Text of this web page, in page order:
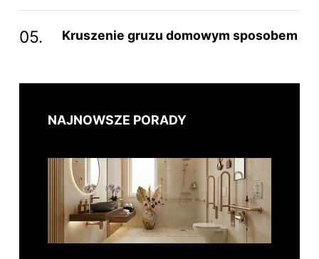
Kruszenie gruzu domowym sposobem
NAJNOWSZE PORADY